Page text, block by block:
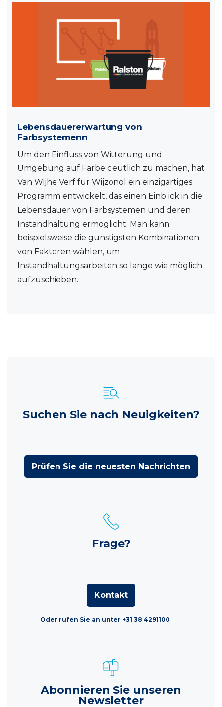
Lebensdauererwartung von
Farbsystemenn
Um den Einfluss von Witterung und
Umgebung auf Farbe deutlich zu machen, hat
Van Wijhe Verf für Wijzonol ein einzigartiges
Programm entwickelt, das einen Einblick in die
Lebensdauer von Farbsystemen und deren
Instandhaltung ermöglicht. Man kann
beispielsweise die günstigsten Kombinationen
von Faktoren wählen, um
Instandhaltungsarbeiten so lange wie möglich
aufzuschieben.
Suchen Sie nach Neuigkeiten?
Prüfen Sie die neuesten Nachrichten
Frage?
Kontakt
Oder rufen Sie an unter +31 38 4291100
Abonnieren Sie unseren
Newsletter